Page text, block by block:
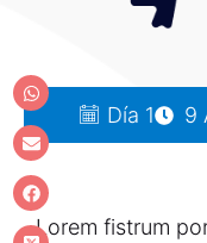
Día 1 9
Lorem fistrum